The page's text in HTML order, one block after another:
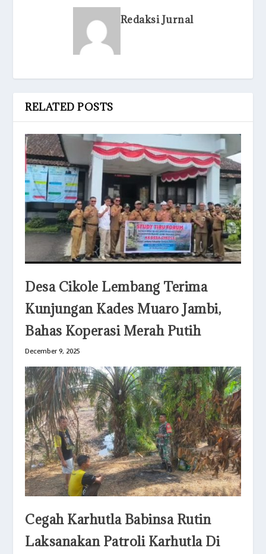
Redaksi Jurnal
RELATED POSTS
Desa Cikole Lembang Terima
Kunjungan Kades Muaro Jambi,
Bahas Koperasi Merah Putih
December 9, 2025
Cegah Karhutla Babinsa Rutin
Laksanakan Patroli Karhutla Di